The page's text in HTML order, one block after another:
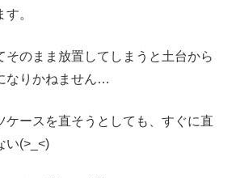
。
そのまま放置してしまうと土台から
なりかねません…
ケースを直そうとしても、すぐに直
い(>_<)